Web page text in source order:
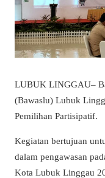
LUBUK LINGGAU–
(Bawaslu) Lubuk
Pemilihan Partisipatif.
Kegiatan bertujuan
dalam pengawasan
Kota Lubuk Linggau